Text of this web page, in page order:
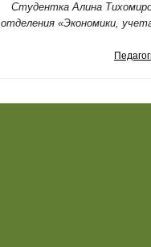
Студентка Алина
отделения «Экономики,